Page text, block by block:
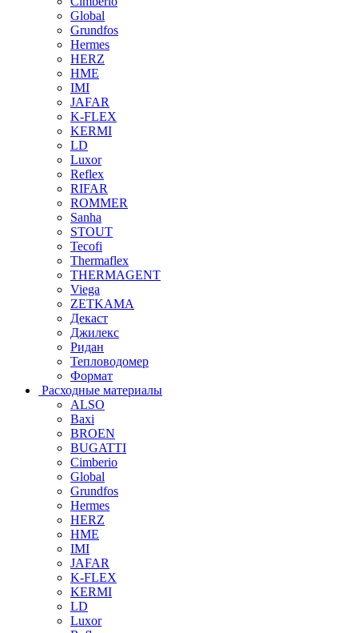
Global
Grundfos
Hermes
HERZ
HME
IMI
JAFAR
K-FLEX
KERMI
LD
Luxor
Reflex
RIFAR
ROMMER
Sanha
STOUT
Tecofi
Thermaflex
THERMAGENT
Viega
ZETKAMA
Декаст
Джилекс
Ридан
Тепловодомер
Формат
Расходные материалы
ALSO
Baxi
BROEN
BUGATTI
Cimberio
Global
Grundfos
Hermes
HERZ
HME
IMI
JAFAR
K-FLEX
KERMI
LD
Luxor